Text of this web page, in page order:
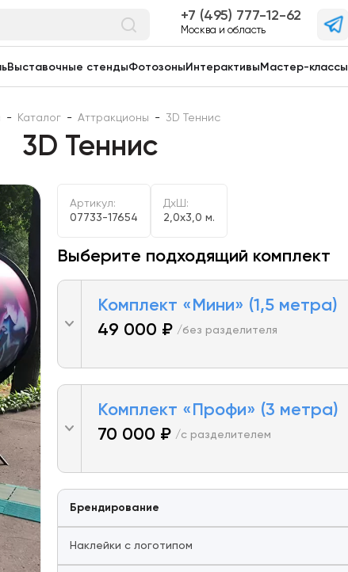
7 (495) 777-12-62
Москва и область
Выставочные стендыФотозоны Интерактивы Мастер-классы
- Каталог - Аттракционы - 3D Теннис
3D Теннис
Артикул:
07733-17654
ДxШ:
2,0x3,0 м.
Выберите подходящий комплект
Комплект «Мини» (1,5 метра)
49 000 ₽ /без разделителя
Комплект «Профи» (3 метра)
70 000 ₽ /с разделителем
Брендирование
Наклейки с логотипом